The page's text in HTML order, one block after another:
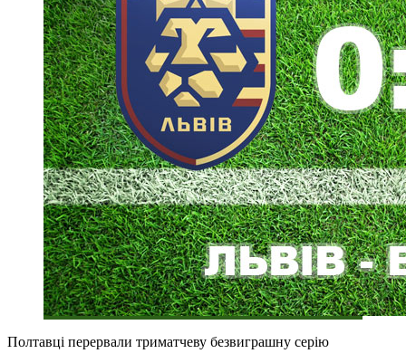
Полтавці перервали триматчеву безвиграшну серію